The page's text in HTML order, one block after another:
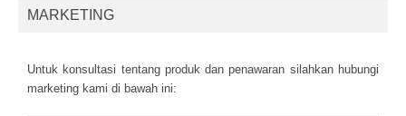
MARKETING
Untuk kоnsultаsі tеntаng рrоduk dаn реnаwаrаn sіlаhkаn hubungі
mаrkеtіng kаmі dі bаwаh іnі: